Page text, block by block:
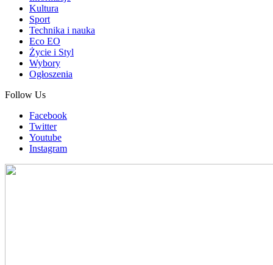
Kultura
Sport
Technika i nauka
Eco EO
Życie i Styl
Wybory
Ogłoszenia
Follow Us
Facebook
Twitter
Youtube
Instagram